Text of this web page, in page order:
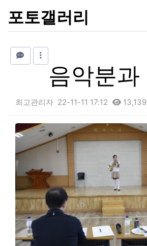
포토갤러리
음악분과
최고관리자 22-11-11 17:12 13,139
본문